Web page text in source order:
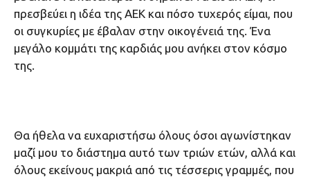
πρεσβεύει η ιδέα της ΑΕΚ και πόσο τυχερός είμαι, που
οι συγκυρίες με έβαλαν στην οικογένειά της. Ένα
μεγάλο κομμάτι της καρδιάς μου ανήκει στον κόσμο
της.
Θα ήθελα να ευχαριστήσω όλους όσοι αγωνίστηκαν
μαζί μου το διάστημα αυτό των τριών ετών, αλλά και
όλους εκείνους μακριά από τις τέσσερις γραμμές, που